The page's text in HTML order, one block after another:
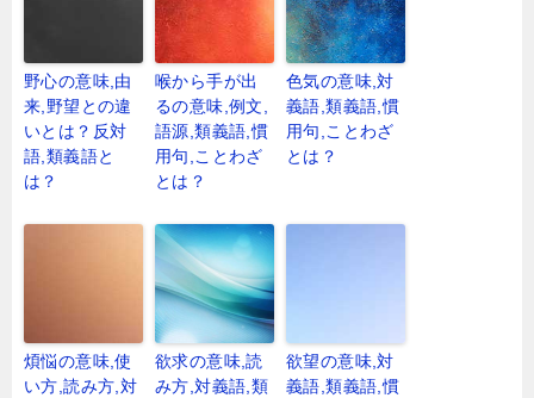
野心の意味,由
来,野望との違
いとは？反対
語,類義語と
は？
喉から手が出
るの意味,例文,
語源,類義語,慣
用句,ことわざ
とは？
色気の意味,対
義語,類義語,慣
用句,ことわざ
とは？
煩悩の意味,使
い方,読み方,対
欲求の意味,読
み方,対義語,類
欲望の意味,対
義語,類義語,慣